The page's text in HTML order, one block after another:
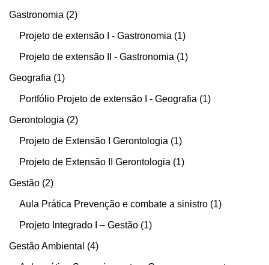
Gastronomia 2
Projeto de extensão I - Gastronomia 1
Projeto de extensão II - Gastronomia 1
Geografia 1
Portfólio Projeto de extensão I - Geografia 1
Gerontologia 2
Projeto de Extensão I Gerontologia 1
Projeto de Extensão II Gerontologia 1
Gestão 2
Aula Prática Prevenção e combate a sinistro 1
Projeto Integrado I – Gestão 1
Gestão Ambiental 4